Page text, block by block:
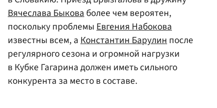
Вячеслава Быковаболее чем вероятен,
поскольку проблемыЕвгения Набокова
известны всем, аКонстантин Барулинпосле
регулярного сезона и огромной нагрузки
в Кубке Гагарина должен иметь сильного
конкурента за место в составе.